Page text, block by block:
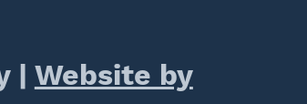
| Website by